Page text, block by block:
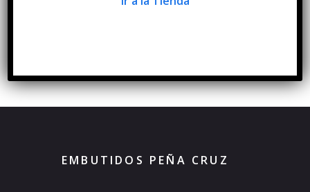
EMBUTIDOS PEÑA CRUZ